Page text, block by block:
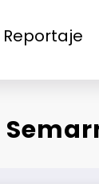
Reportaje